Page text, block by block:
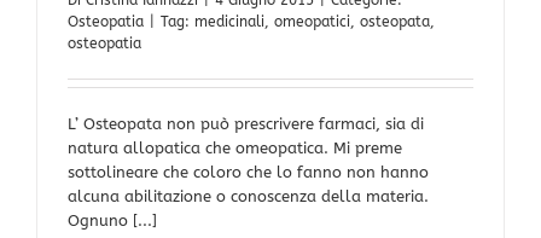
Osteopatia
Tag: medicinali omeopatici osteopata
osteopatia
L’ Osteopata non può prescrivere farmaci, sia di
natura allopatica che omeopatica. Mi preme
sottolineare che coloro che lo fanno non hanno
alcuna abilitazione o conoscenza della materia.
Ognuno [...]